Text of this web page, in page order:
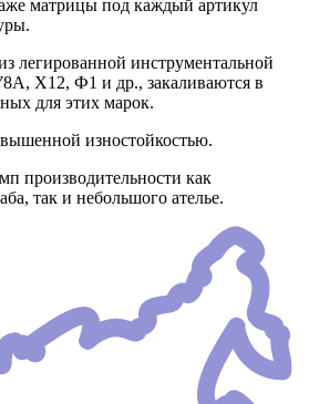
матрицы под каждый артикул
легированной инструментальной
Х12, Ф1 и др., закаливаются в
для этих марок.
изностойкостью.
производительности как
так и небольшого ателье.